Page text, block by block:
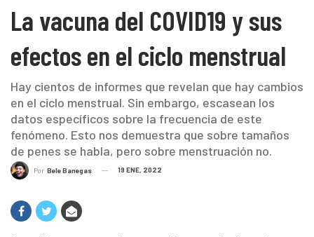
La vacuna del COVID19 y sus
efectos en el ciclo menstrual
Hay cientos de informes que revelan que hay cambios
en el ciclo menstrual. Sin embargo, escasean los
datos específicos sobre la frecuencia de este
fenómeno. Esto nos demuestra que sobre tamaños
de penes se habla, pero sobre menstruación no.
Por Bele Banegas 19 ENE, 2022